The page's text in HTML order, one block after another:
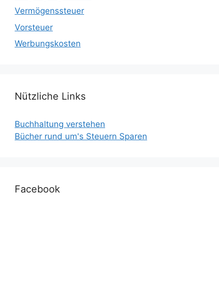
Vermögenssteuer
Vorsteuer
Werbungskosten
Nützliche Links
Buchhaltung verstehen
Bücher rund um's Steuern Sparen
Facebook